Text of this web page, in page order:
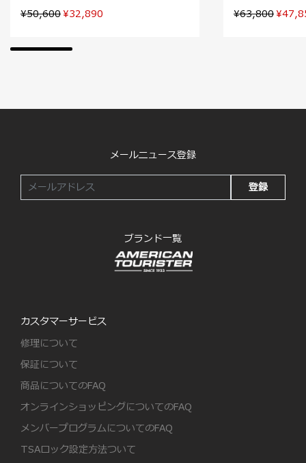
¥50,600¥32,890
¥63,800
メールニュース登録
登録
ブランド一覧
カスタマーサービス
修理について
保証について
商品についてのFAQ
オンラインショッピングについてのFAQ
メンバープログラムについてのFAQ
TSAロック設定方法ついて